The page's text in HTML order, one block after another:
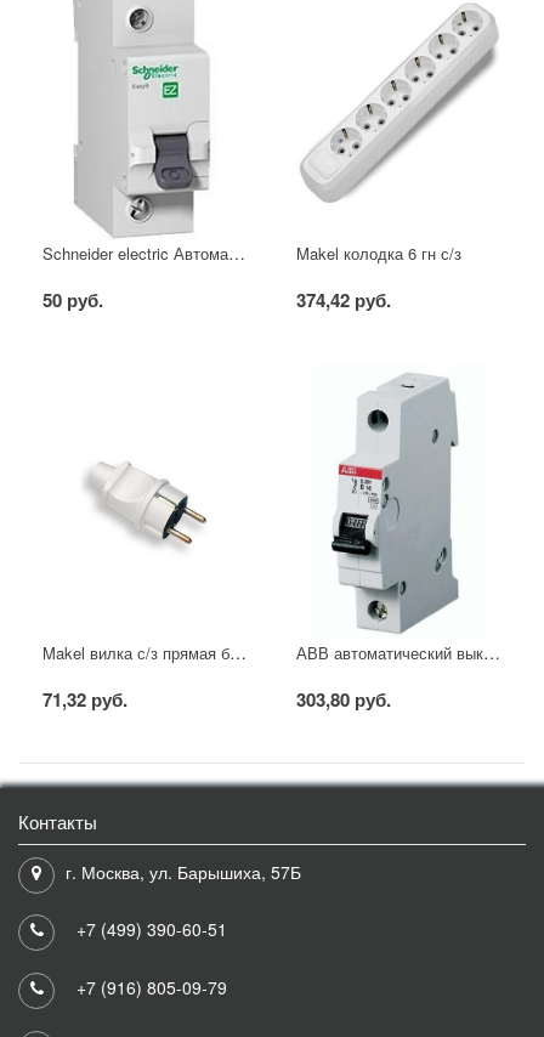
Schneider electric Автоматический выключатель 1/40А
50 руб.
Makel колодка 6 гн с/з
374,42 руб.
Makel вилка с/з прямая белая
71,32 руб.
АВВ автоматический выключатель SH201 - C16
303,80 руб.
Контакты
г. Москва, ул. Барышиха, 57Б
+7 (499) 390-60-51
+7 (916) 805-09-79